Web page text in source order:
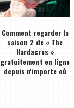
Comment regarder la
saison 2 de « The
Hardacres »
gratuitement en ligne
depuis n'importe où